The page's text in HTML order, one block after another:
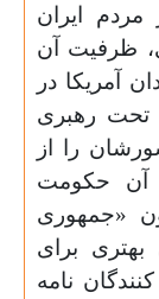
مردم ایران
ظرفیت آن
آمریکا در
تحت رهبری
را از
آن حکومت
«جمهوری
برای
نامه